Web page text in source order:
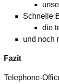
Schnelle
die
und noch
Fazit
Telephone-